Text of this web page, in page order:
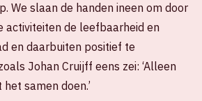
We slaan de handen ineen om door
activiteiten de leefbaarheid en
en daarbuiten positief te
Johan Cruijff eens zei: ‘Alleen
samen doen.’